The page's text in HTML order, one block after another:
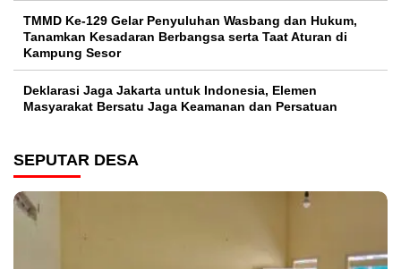
TMMD Ke-129 Gelar Penyuluhan Wasbang dan Hukum,
Tanamkan Kesadaran Berbangsa serta Taat Aturan di
Kampung Sesor
Deklarasi Jaga Jakarta untuk Indonesia, Elemen
Masyarakat Bersatu Jaga Keamanan dan Persatuan
SEPUTAR DESA